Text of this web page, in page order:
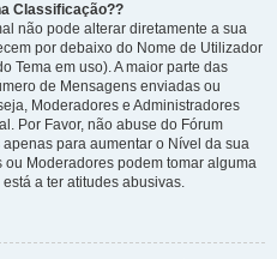
Classificação??
não pode alterar diretamente a sua
por debaixo do Nome de Utilizador
Tema em uso). A maior parte das
de Mensagens enviadas ou
Moderadores e Administradores
Por Favor, não abuse do Fórum
para aumentar o Nível da sua
Moderadores podem tomar alguma
a ter atitudes abusivas.